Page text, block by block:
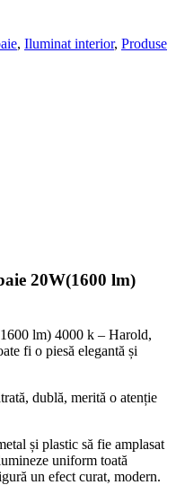
, Iluminat interior, Produse
20W(1600 lm)
lm) 4000 k – Harold,
fi o piesă elegantă și
dublă, merită o atenție
și plastic să fie amplasat
uniform toată
un efect curat, modern.